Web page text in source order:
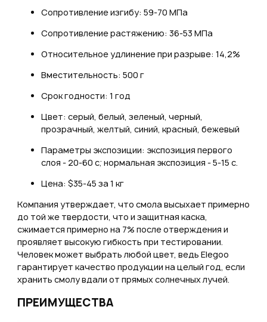
Сопротивление изгибу: 59-70 МПа
Сопротивление растяжению: 36-53 МПа
Относительное удлинение при разрыве: 14,2%
Вместительность: 500 г
Срок годности: 1 год
Цвет: серый, белый, зеленый, черный,
прозрачный, желтый, синий, красный, бежевый
Параметры экспозиции: экспозиция первого
слоя - 20-60 с; нормальная экспозиция - 5-15 с.
Цена: $35-45 за 1 кг
Компания утверждает, что смола высыхает примерно
до той же твердости, что и защитная каска,
сжимается примерно на 7% после отверждения и
проявляет высокую гибкость при тестировании.
Человек может выбрать любой цвет, ведь Elegoo
гарантирует качество продукции на целый год, если
хранить смолу вдали от прямых солнечных лучей.
ПРЕИМУЩЕСТВА